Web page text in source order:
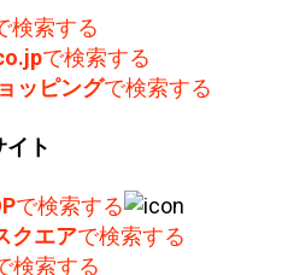
検索する
で検索する
ッピングで検索する
ト
で検索する
クエアで検索する
検索する